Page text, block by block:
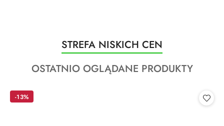
Pomiń karuzelę produktów
Produkty
o
statusie:
STREFA NISKICH CEN
Produkty
statusie:
OSTATNIO OGLĄDANE PRODUKTY
-13%